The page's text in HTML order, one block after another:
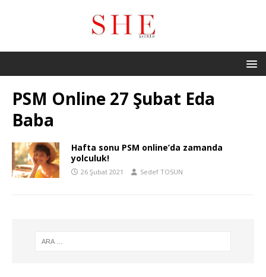
PSM Online 27 Şubat Eda
Baba
Hafta sonu PSM online’da zamanda
yolculuk!
26 Şubat 2021 Sedef TOSUN